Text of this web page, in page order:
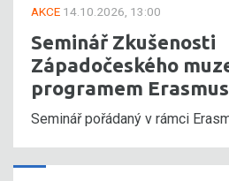
AKCE 14.10.2026, 13:00
Seminář Zkušenosti
Západočeského
programem
Seminář pořádaný v rámci